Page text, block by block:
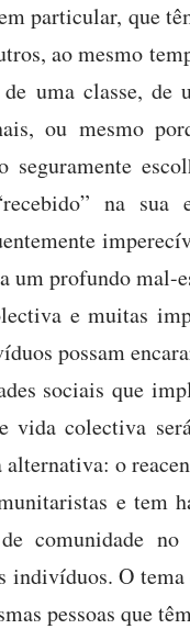
particular, que
ao mesmo
uma classe,
ou mesmo
seguramente
na sua
um profundo mal-
e muitas
possam
sociais que
vida colectiva
o
e tem
comunidade
indivíduos. O
pessoas que